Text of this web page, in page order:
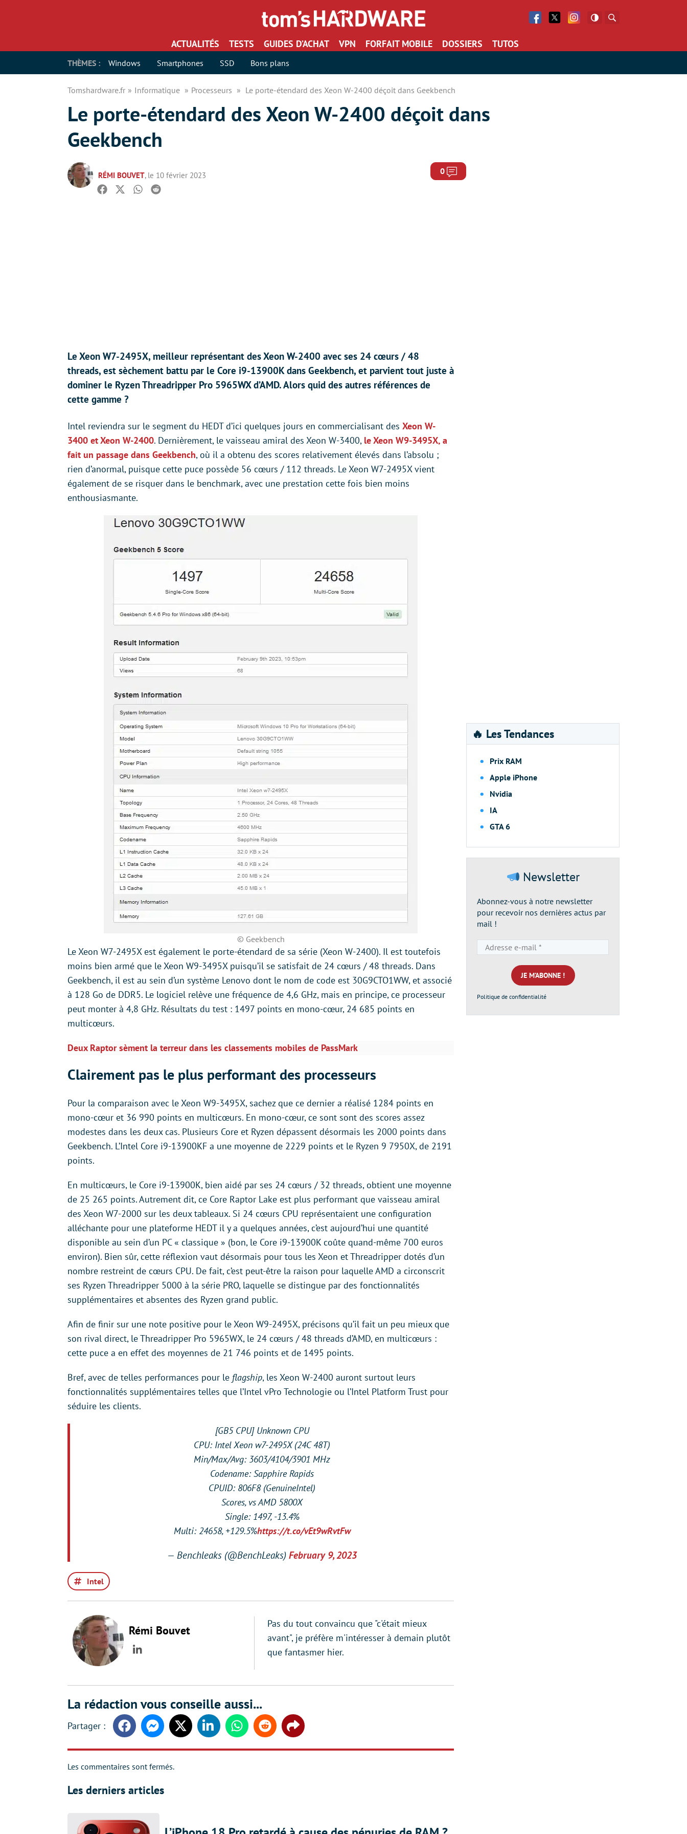
Facebook
Twitter Facebook
ACTUALITÉS TESTS GUIDES D’ACHAT VPN FORFAIT MOBILE DOSSIERS TUTOS
THÈMES : Windows Smartphones SSD Bons plans
Tomshardware.fr Informatique Processeurs Le porte-étendard des Xeon W-2400 déçoit dans Geekbench
Le porte-étendard des Xeon W-2400 déçoit dans
Geekbench
RÉMI BOUVET, le 10 février 2023 0 Commentaires
Facebook
TwitterWhatsapp
Reddit
Le Xeon W7-2495X, meilleur représentant des Xeon W-2400 avec ses 24 cœurs / 48
threads, est sèchement battu par le Core i9-13900K dans Geekbench, et parvient tout juste à
dominer le Ryzen Threadripper Pro 5965WX d’AMD. Alors quid des autres références de
cette gamme ?
Intel reviendra sur le segment du HEDT d’ici quelques jours en commercialisant des Xeon W-
3400 et Xeon W-2400. Dernièrement, le vaisseau amiral des Xeon W-3400, le Xeon W9-3495X, a
fait un passage dans Geekbench, où il a obtenu des scores relativement élevés dans l’absolu ;
rien d’anormal, puisque cette puce possède 56 cœurs / 112 threads. Le Xeon W7-2495X vient
également de se risquer dans le benchmark, avec une prestation cette fois bien moins
enthousiasmante.
© Geekbench
Le Xeon W7-2495X est également le porte-étendard de sa série (Xeon W-2400). Il est toutefois
moins bien armé que le Xeon W9-3495X puisqu’il se satisfait de 24 cœurs / 48 threads. Dans
Geekbench, il est au sein d’un système Lenovo dont le nom de code est 30G9CTO1WW, et associé
à 128 Go de DDR5. Le logiciel relève une fréquence de 4,6 GHz, mais en principe, ce processeur
peut monter à 4,8 GHz. Résultats du test : 1497 points en mono-cœur, 24 685 points en
multicœurs.
Deux Raptor sèment la terreur dans les classements mobiles de PassMark
Clairement pas le plus performant des processeurs
Pour la comparaison avec le Xeon W9-3495X, sachez que ce dernier a réalisé 1284 points en
mono-cœur et 36 990 points en multicœurs. En mono-cœur, ce sont sont des scores assez
modestes dans les deux cas. Plusieurs Core et Ryzen dépassent désormais les 2000 points dans
Geekbench. L’Intel Core i9-13900KF a une moyenne de 2229 points et le Ryzen 9 7950X, de 2191
points.
En multicœurs, le Core i9-13900K, bien aidé par ses 24 cœurs / 32 threads, obtient une moyenne
de 25 265 points. Autrement dit, ce Core Raptor Lake est plus performant que vaisseau amiral
des Xeon W7-2000 sur les deux tableaux. Si 24 cœurs CPU représentaient une configuration
alléchante pour une plateforme HEDT il y a quelques années, c’est aujourd’hui une quantité
disponible au sein d’un PC « classique » (bon, le Core i9-13900K coûte quand-même 700 euros
environ). Bien sûr, cette réflexion vaut désormais pour tous les Xeon et Threadripper dotés d’un
nombre restreint de cœurs CPU. De fait, c’est peut-être la raison pour laquelle AMD a circonscrit
ses Ryzen Threadripper 5000 à la série PRO, laquelle se distingue par des fonctionnalités
supplémentaires et absentes des Ryzen grand public.
Afin de finir sur une note positive pour le Xeon W9-2495X, précisons qu’il fait un peu mieux que
son rival direct, le Threadripper Pro 5965WX, le 24 cœurs / 48 threads d’AMD, en multicœurs :
cette puce a en effet des moyennes de 21 746 points et de 1495 points.
Bref, avec de telles performances pour le flagship, les Xeon W-2400 auront surtout leurs
fonctionnalités supplémentaires telles que l’Intel vPro Technologie ou l’Intel Platform Trust pour
séduire les clients.
[GB5 CPU] Unknown CPU
CPU: Intel Xeon w7-2495X (24C 48T)
Min/Max/Avg: 3603/4104/3901 MHz
Codename: Sapphire Rapids
CPUID: 806F8 (GenuineIntel)
Scores, vs AMD 5800X
Single: 1497, -13.4%
Multi: 24658, +129.5%https://t.co/vEt9wRvtFw
— Benchleaks (@BenchLeaks) February 9, 2023
Intel
Rémi Bouvet
LinkedIn
Pas du tout convaincu que "c'était mieux
avant", je préfère m'intéresser à demain plutôt
que fantasmer hier.
La rédaction vous conseille aussi...
FacebookMessengerTwitter LinkedinWhatsappReddit Share
Les commentaires sont fermés.
Les derniers articles
🔥 Les Tendances
Prix RAM
Apple iPhone
Nvidia
IA
GTA 6
Newsletter
Abonnez-vous à notre newsletter
pour recevoir nos dernières actus par
mail !
e-
mail
*
Politique de confidentialité